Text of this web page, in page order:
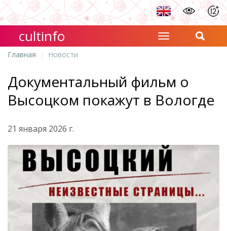
cultinfo
Главная Новости
Документальный фильм о
Высоцком покажут в Вологде
21 января 2026 г.